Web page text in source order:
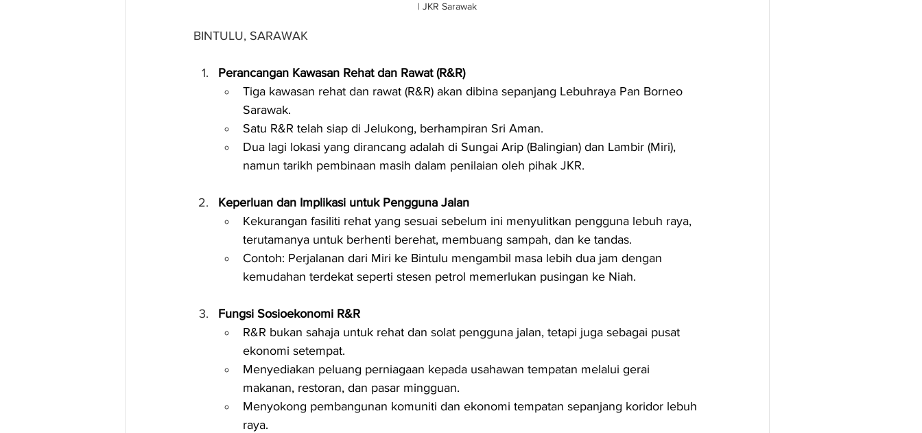
| JKR Sarawak
BINTULU, SARAWAK
Perancangan Kawasan Rehat dan Rawat (R&R)
Tiga kawasan rehat dan rawat (R&R) akan dibina sepanjang Lebuhraya Pan Borneo
Sarawak.
Satu R&R telah siap di Jelukong, berhampiran Sri Aman.
Dua lagi lokasi yang dirancang adalah di Sungai Arip (Balingian) dan Lambir (Miri),
namun tarikh pembinaan masih dalam penilaian oleh pihak JKR.
Keperluan dan Implikasi untuk Pengguna Jalan
Kekurangan fasiliti rehat yang sesuai sebelum ini menyulitkan pengguna lebuh raya,
terutamanya untuk berhenti berehat, membuang sampah, dan ke tandas.
Contoh: Perjalanan dari Miri ke Bintulu mengambil masa lebih dua jam dengan
kemudahan terdekat seperti stesen petrol memerlukan pusingan ke Niah.
Fungsi Sosioekonomi R&R
R&R bukan sahaja untuk rehat dan solat pengguna jalan, tetapi juga sebagai pusat
ekonomi setempat.
Menyediakan peluang perniagaan kepada usahawan tempatan melalui gerai
makanan, restoran, dan pasar mingguan.
Menyokong pembangunan komuniti dan ekonomi tempatan sepanjang koridor lebuh
raya.